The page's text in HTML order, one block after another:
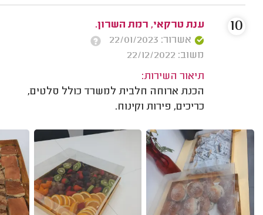
ענת טרקאי, רמת השרון.
אשרור: 22/01/2023
משוב: 22/12/2022
תיאור השירות:
הכנת ארוחה חלבית למשרד כולל סלטים,
כריכים, פירות וקינוח.
10